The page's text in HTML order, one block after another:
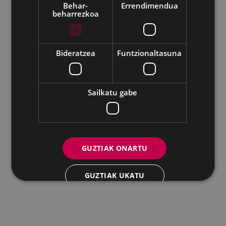
Udalaren sare sozial guztiak
Eibarko Andretxea - Isasi kalea, 11 | 20600 Eibar
Andretxea: 943 54 39 38Berdintasuna: 943 70 84 40
andretxea@eibar.eus
berdintasuna@eibar.eus
IFZ: P2003100A | DIR3 L01200300
Behar-
beharrezkoa
Errendimendua
Bideratzea Funtzionaltasuna
Sailkatu gabe
GUZTIAK ONARTU
GUZTIAK UKATU